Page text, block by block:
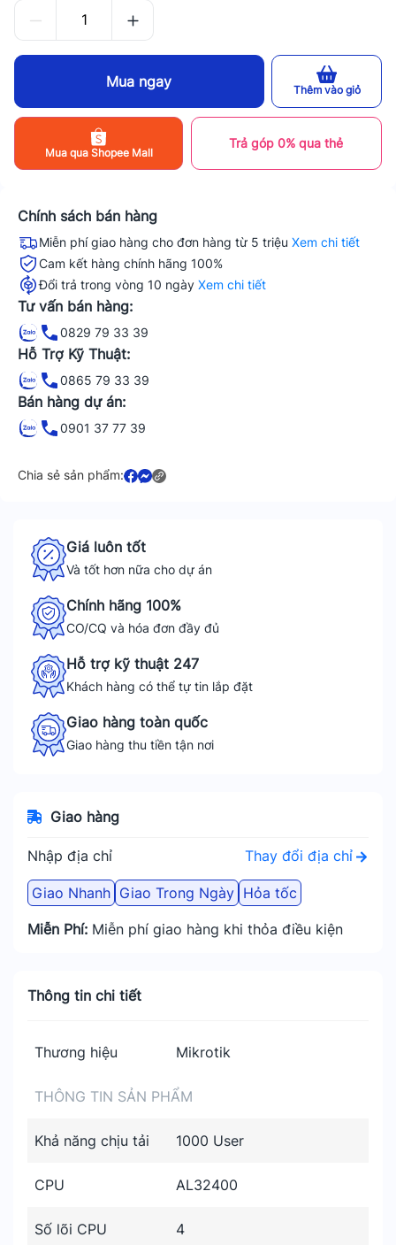
Mua ngay Thêm vào giỏ
Mua qua Shopee Mall
Trả góp 0% qua thẻ
Chính sách bán hàng
Miễn phí giao hàng cho đơn hàng từ 5 triệu Xem chi tiết
Cam kết hàng chính hãng 100%
Đổi trả trong vòng 10 ngày Xem chi tiết
Tư vấn bán hàng:
0829 79 33 39
Hỗ Trợ Kỹ Thuật:
0865 79 33 39
Bán hàng dự án:
0901 37 77 39
Chia sẻ sản phẩm:
Giá luôn tốt
Và tốt hơn nữa cho dự án
Chính hãng 100%
CO/CQ và hóa đơn đầy đủ
Hỗ trợ kỹ thuật 247
Khách hàng có thể tự tin lắp đặt
Giao hàng toàn quốc
Giao hàng thu tiền tận nơi
Giao hàng
Nhập địa chỉ Thay đổi địa chỉ
Giao Nhanh Giao Trong Ngày Hỏa tốc
Miễn Phí: Miễn phí giao hàng khi thỏa điều kiện
Thông tin chi tiết
Thương hiệu Mikrotik
THÔNG TIN SẢN PHẨM
Khả năng chịu tải 1000 User
CPU AL32400
Số lõi CPU 4